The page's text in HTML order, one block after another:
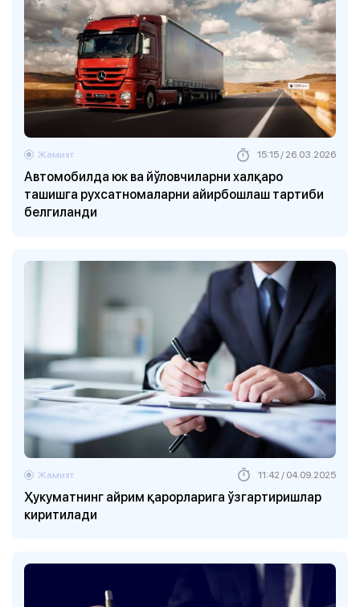
Автомобилда юк ва йўловчиларни халқаро
ташишга рухсатномаларни айирбошлаш тартиби
белгиланди
Жамият 15:15 / 26.03.2026
Ҳукуматнинг айрим қарорларига ўзгартиришлар
киритилади
Жамият 11:42 / 04.09.2025